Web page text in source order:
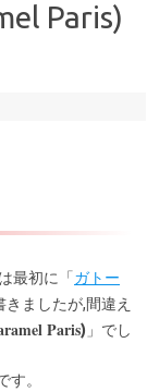
Paris)
最初に「ガトー
きましたが,間違え
Paris) 」でし
。